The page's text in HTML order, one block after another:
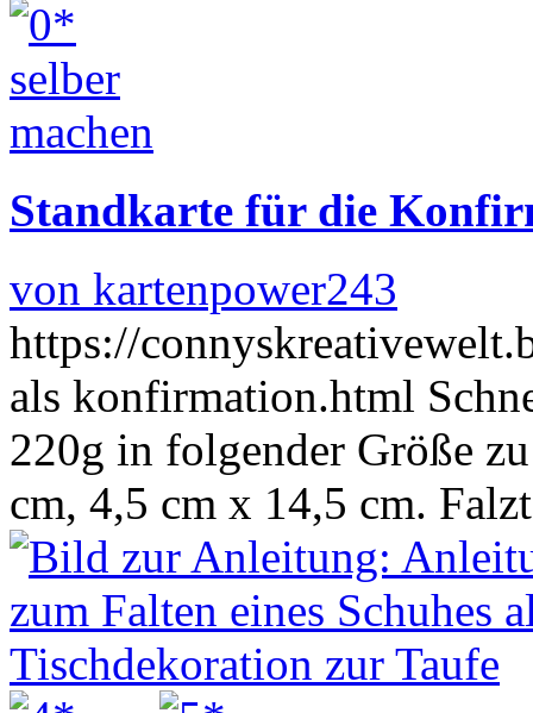
Standkarte für die
von kartenpower243
https://
als konfirmation.html
220g in folgender Größe
cm, 4,5 cm x 14,5 cm.